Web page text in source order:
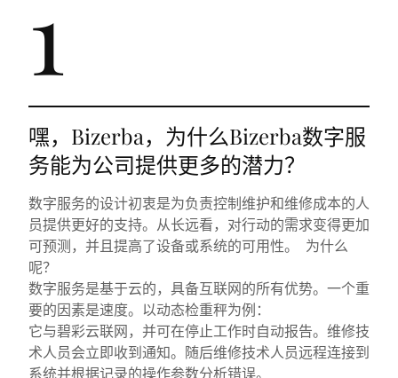
1
嘿，Bizerba，为什么Bizerba数字服
务能为公司提供更多的潜力？
数字服务的设计初衷是为负责控制维护和维修成本的人
员提供更好的支持。从长远看，对行动的需求变得更加
可预测，并且提高了设备或系统的可用性。 为什么
呢？
数字服务是基于云的，具备互联网的所有优势。一个重
要的因素是速度。以动态检重秤为例：
它与碧彩云联网，并可在停止工作时自动报告。维修技
术人员会立即收到通知。随后维修技术人员远程连接到
系统并根据记录的操作参数分析错误。